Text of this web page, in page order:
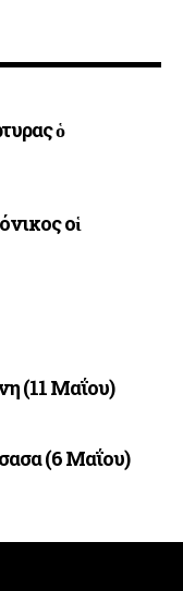
ὁ
οἱ
(11 Μαΐου)
(6 Μαΐου)